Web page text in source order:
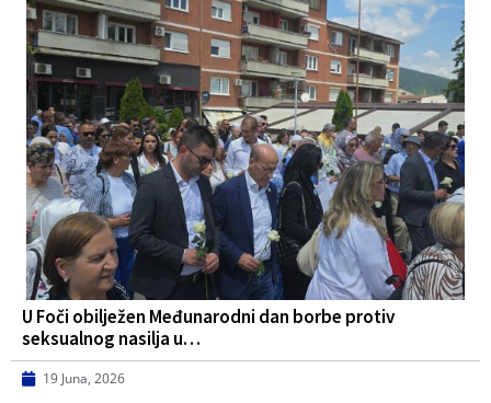
U Foči obilježen Međunarodni dan borbe protiv
seksualnog nasilja u…
19 Juna, 2026